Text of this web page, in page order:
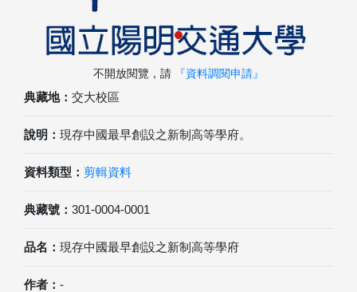
典藏地： 交大校區
說明： 現存中國最早創設之新制高等學府。
資料類型： 剪輯資料
典藏號： 301-0004-0001
品名： 現存中國最早創設之新制高等學府
作者： -
不開放閱覽，請 『資料調閱申請』